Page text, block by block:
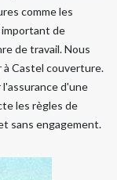
comme les
de
de travail. Nous
à Castel couverture.
d'une
les règles de
sans engagement.